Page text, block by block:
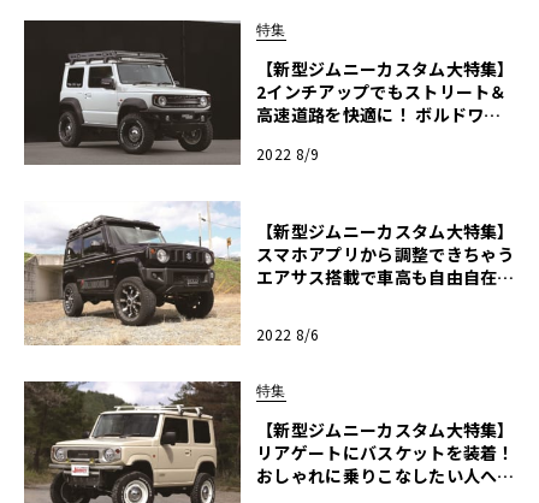
特集
【新型ジムニーカスタム大特集】
2インチアップでもストリート＆
高速道路を快適に！ ボルドワー
スタム【ジムニー天国2022】
2022 8/9
【新型ジムニーカスタム大特集】
スマホアプリから調整できちゃう
エアサス搭載で車高も自由自在！
2022 8/6
特集
【新型ジムニーカスタム大特集】
リアゲートにバスケットを装着！
おしゃれに乗りこなしたい人へオ